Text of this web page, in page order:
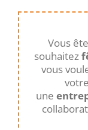
Vous
souhaitez
vous
votre
une